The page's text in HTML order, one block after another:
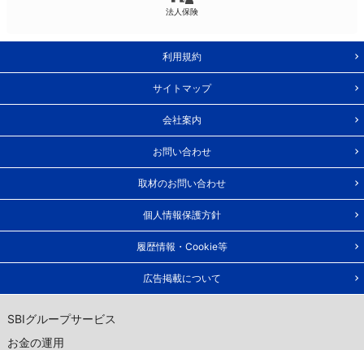
法人保険
利用規約
サイトマップ
会社案内
お問い合わせ
取材のお問い合わせ
個人情報保護方針
履歴情報・Cookie等
広告掲載について
SBIグループサービス
お金の運用